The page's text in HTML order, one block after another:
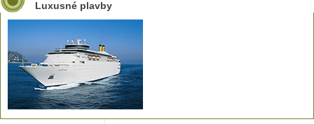
Luxusné plavby